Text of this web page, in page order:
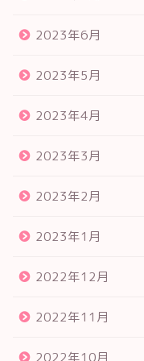
2023年6月
2023年5月
2023年4月
2023年3月
2023年2月
2023年1月
2022年12月
2022年11月